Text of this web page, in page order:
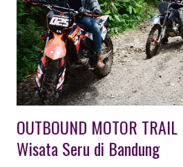
berbagai tempat wisata outbound
hingga wahana permainan, yang
perusahaan, sekolah, atau keluarga.
Taman Wisata Grafika Cikole dan
aktivitas alam yang lengkap, serta
OUTBOUND MOTOR
Wisata Seru di Bandung